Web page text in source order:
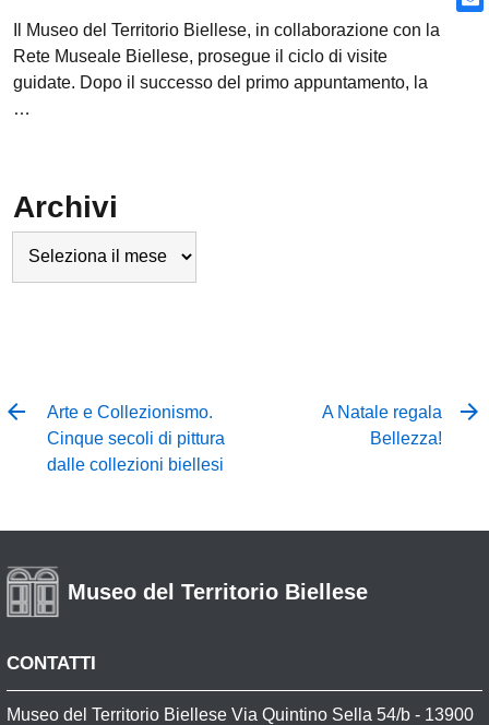
Il Museo del Territorio Biellese, in collaborazione con la
Rete Museale Biellese, prosegue il ciclo di visite
guidate. Dopo il successo del primo appuntamento, la
…
Archivi
Arte e Collezionismo.
Cinque secoli di pittura
dalle collezioni biellesi
A Natale regala
Bellezza!
Museo del Territorio Biellese
CONTATTI
Museo del Territorio Biellese Via Quintino Sella 54/b - 13900